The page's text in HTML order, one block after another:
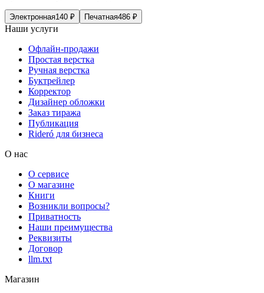
Электронная140 ₽ Печатная486 ₽
Наши услуги
Офлайн-продажи
Простая верстка
Ручная верстка
Буктрейлер
Корректор
Дизайнер обложки
Заказ тиража
Публикация
Rideró для бизнеса
О нас
О сервисе
О магазине
Книги
Возникли вопросы?
Приватность
Наши преимущества
Реквизиты
Договор
llm.txt
Магазин